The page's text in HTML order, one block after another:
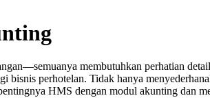
membutuhkan perhatian
perhotelan. Tidak hanya
HMS dengan modul akunting dan